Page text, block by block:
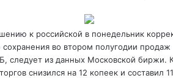
к российской в понедельник
сохранения во втором полугодии
следует из данных Московской биржи.
снизился на 12 копеек и составил